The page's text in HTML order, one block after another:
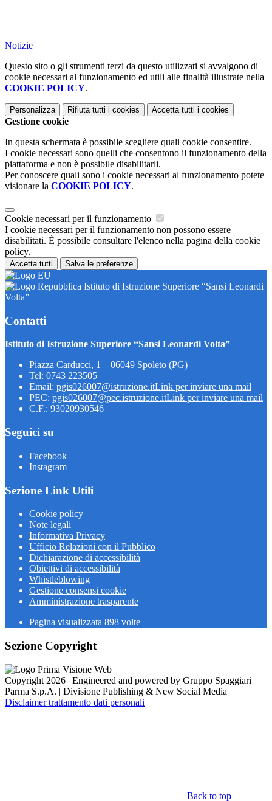
Notizie
Questo sito o gli strumenti terzi da questo utilizzati si avvalgono di
cookie necessari al funzionamento ed utili alle finalità illustrate nella
COOKIE POLICY.
Personalizza Rifiuta tutti i cookies Accetta tutti i cookies
Gestione cookie
In questa schermata è possibile scegliere quali cookie consentire.
I cookie necessari sono quelli che consentono il funzionamento della
piattaforma e non è possibile disabilitarli.
Per conoscere quali sono i cookie necessari al funzionamento potete
visionare la COOKIE POLICY.
Cookie necessari per il funzionamento
I cookie necessari per il funzionamento non possono essere
disabilitati. È possibile consultare l'elenco nella pagina della cookie
policy.
Accetta tutti Salva le preferenze
Istituto di Istruzione Superiore “Sansi Leonardi
Volta”
Contatti
Istituto di Istruzione Superiore “Sansi Leonardi Volta”
Piazza Carducci, 1 – 06049 Spoleto (PG)
Tel: 0743 223505
Email: pgis026007@istruzione.itLink per inviare una mail
PEC: pgis026007@pec.istruzione.itLink per inviare una mail
C.F.: 93020930546
Seguici su
Facebook
Instagram
Sezione Link Utili
Cookie policy
Note legali
Informativa Privacy
Ufficio Relazioni con il Pubblico
Dichiarazione di accessibilità
Obiettivi di accessibilità
Whistleblowing
Gestione consensi cookie
Amministrazione trasparente
Pagina visualizzata 898 volte
Sezione Copyright
Copyright 2026 | Engineered and powered by Gruppo Spaggiari
Parma S.p.A. | Divisione Publishing & New Social Media
Disclaimer trattamento dati personali
Back to top